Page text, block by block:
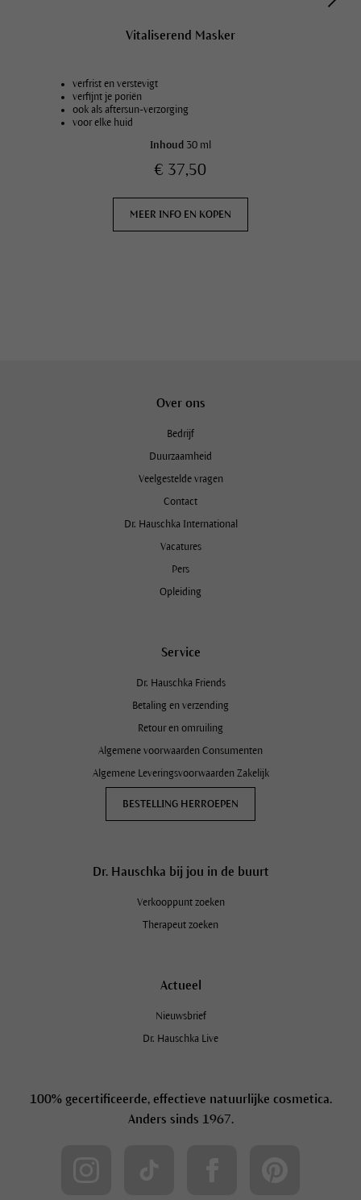
Vitaliserend Masker
verfrist en verstevigt
verfijnt je poriën
ook als aftersun-verzorging
voor elke huid
Inhoud 30 ml
€ 37,50
MEER INFO EN KOPEN
Over ons
Bedrijf
Duurzaamheid
Veelgestelde vragen
Contact
Dr. Hauschka International
Vacatures
Pers
Opleiding
Service
Dr. Hauschka Friends
Betaling en verzending
Retour en omruiling
Algemene voorwaarden Consumenten
Algemene Leveringsvoorwaarden Zakelijk
BESTELLING HERROEPEN
Dr. Hauschka bij jou in de buurt
Verkooppunt zoeken
Therapeut zoeken
Actueel
Nieuwsbrief
Dr. Hauschka Live
100% gecertificeerde, effectieve natuurlijke cosmetica.
Anders sinds 1967.